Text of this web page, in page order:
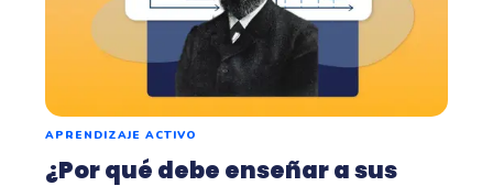
APRENDIZAJE ACTIVO
¿Por qué debe enseñar a sus